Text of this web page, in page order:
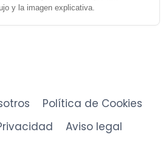
y la imagen explicativa.
Política de Cookies
Aviso legal